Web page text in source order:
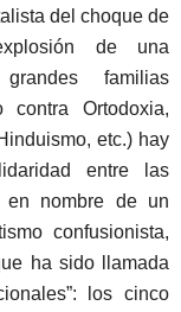
del choque de
de una
familias
contra Ortodoxia,
etc.) hay
entre las
en nombre de un
confusionista,
ha sido llamada
los cinco